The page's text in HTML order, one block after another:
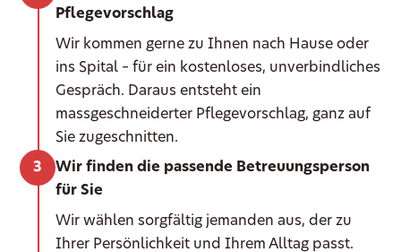
Pflegevorschlag
Wir kommen gerne zu Ihnen nach Hause oder
ins Spital – für ein kostenloses, unverbindliches
Gespräch. Daraus entsteht ein
massgeschneiderter Pflegevorschlag, ganz auf
Sie zugeschnitten.
Wir finden die passende Betreuungsperson
für Sie
Wir wählen sorgfältig jemanden aus, der zu
Ihrer Persönlichkeit und Ihrem Alltag passt.